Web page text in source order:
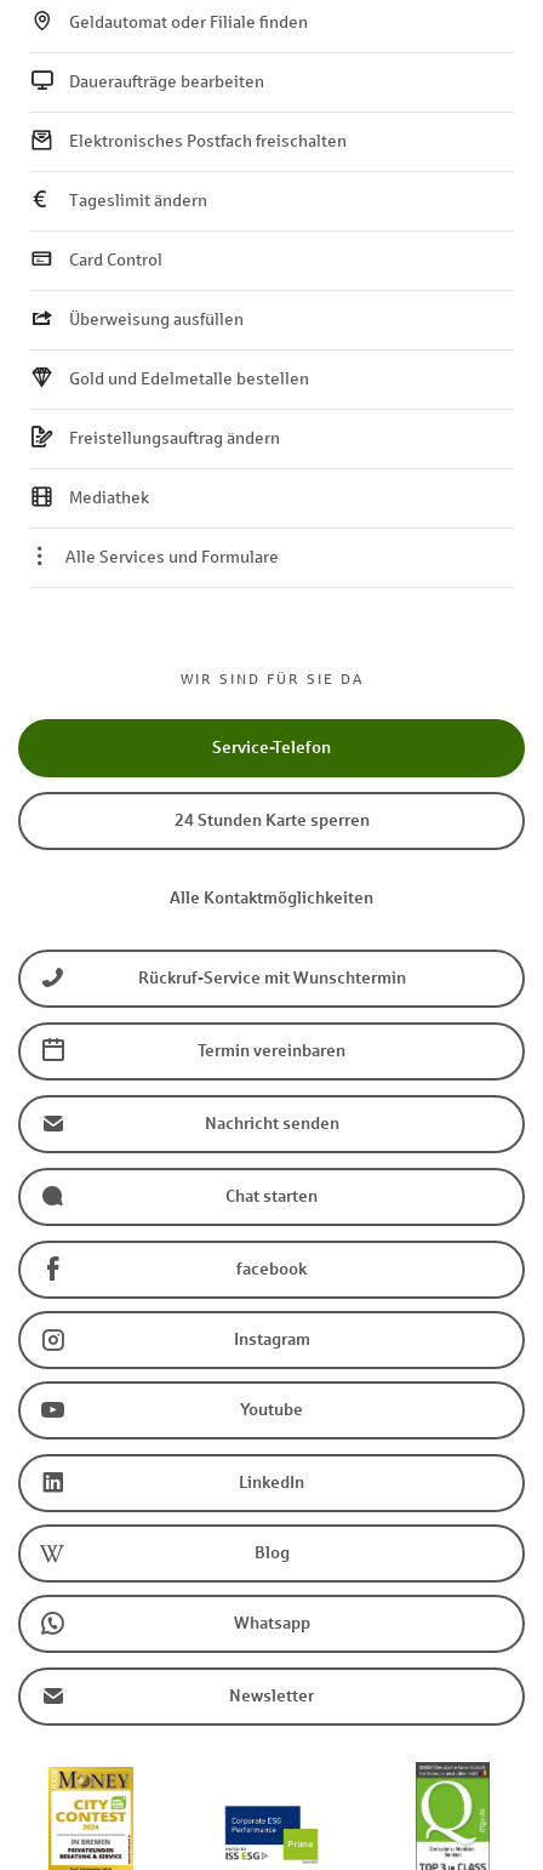
WIR SIND FÜR SIE DA
Service-Telefon
24 Stunden Karte sperren
Alle Kontaktmöglichkeiten
Rückruf-Service mit Wunschtermin
Termin vereinbaren
Nachricht senden
Chat starten
facebook
Instagram
Youtube
LinkedIn
Blog
Whatsapp
Newsletter
Geldautomat oder Filiale finden
Daueraufträge bearbeiten
Elektronisches Postfach freischalten
Tageslimit ändern
Card Control
Überweisung ausfüllen
Gold und Edelmetalle bestellen
Freistellungsauftrag ändern
Mediathek
Alle Services und Formulare